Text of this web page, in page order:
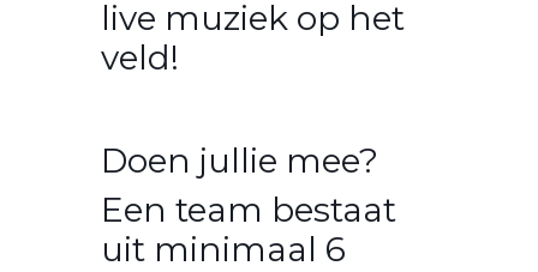
live muziek op het
veld!
Doen jullie mee?
Een team bestaat
uit minimaal 6